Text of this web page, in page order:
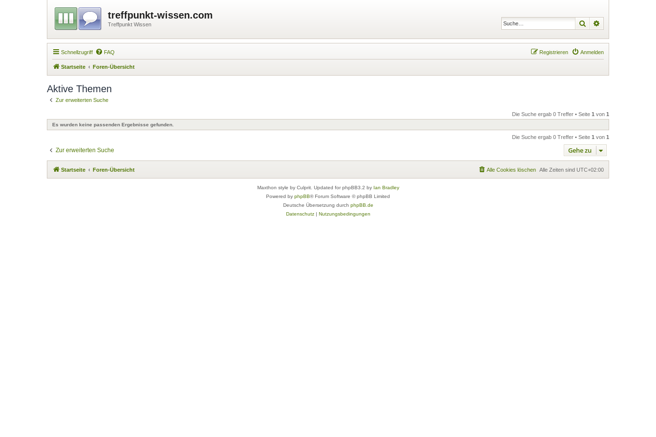
treffpunkt-wissen.com
Treffpunkt Wissen Suche
Schnellzugriff FAQ Anmelden
Registrieren
Startseite Foren-Übersicht
Aktive Themen
Zur erweiterten Suche
Die Suche ergab 0 Treffer • Seite 1 von 1
Es wurden keine passenden Ergebnisse gefunden.
Die Suche ergab 0 Treffer • Seite 1 von 1
Zur erweiterten Suche Gehe zu
Startseite Foren-Übersicht Alle Zeiten sind UTC+02:00
Alle Cookies löschen
Maxthon style by Culprit. Updated for phpBB3.2 by Ian Bradley
Powered by phpBB® Forum Software © phpBB Limited
Deutsche Übersetzung durch phpBB.de
Datenschutz| Nutzungsbedingungen